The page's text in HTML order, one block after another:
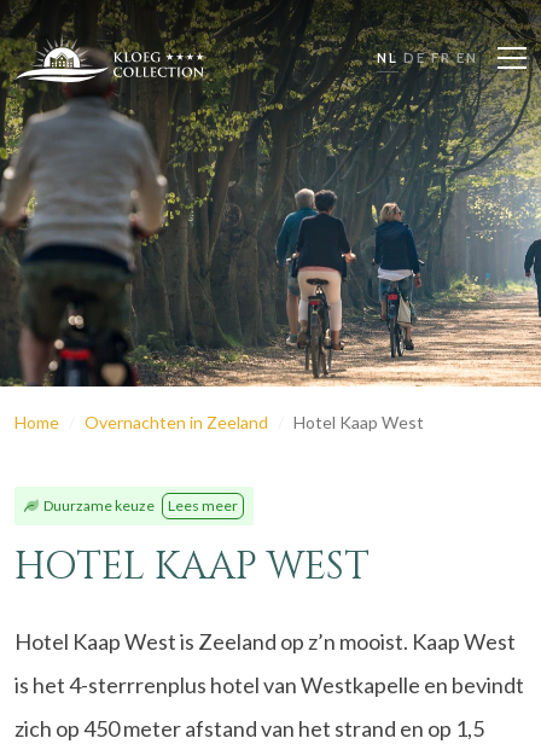
NL DE FR EN
Home Overnachten in Zeeland Hotel Kaap West
Duurzame keuze Lees meer
HOTEL KAAP WEST
Hotel Kaap West is Zeeland op z’n mooist. Kaap West
is het 4-sterrrenplus hotel van Westkapelle en bevindt
zich op 450 meter afstand van het strand en op 1,5